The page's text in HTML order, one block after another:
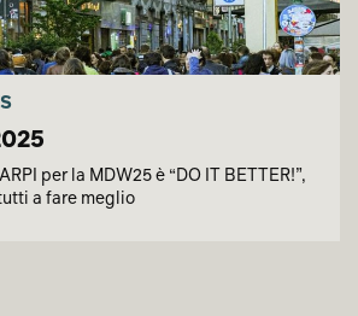
per la MDW25 è “DO IT BETTER!”,
a fare meglio